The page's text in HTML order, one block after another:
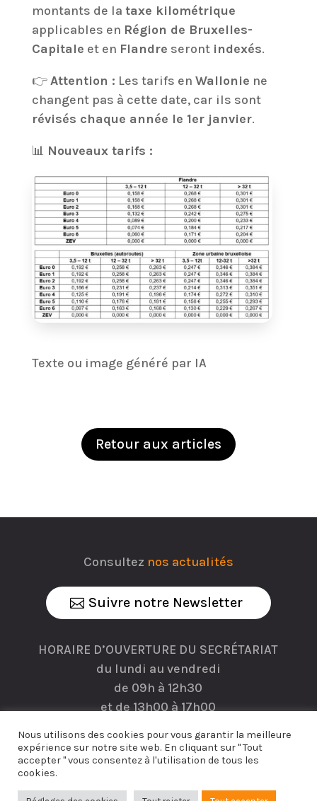
montants de la taxe kilométrique
applicables en Région de Bruxelles-
Capitale et en Flandre seront indexés.
👉Attention : Les tarifs en Wallonie ne
changent pas à cette date, car ils sont
révisés chaque année le 1er janvier.
📊 Nouveaux tarifs :
Texte ou image généré par IA
Retour aux articles
Consultez nos actualités
Suivre notre Newsletter
HORAIRE D’OUVERTURE DU SECRÉTARIAT
du lundi au vendredi
de 09h à 12h30
et de 13h00 à 17h00
Nous utilisons des cookies pour vous garantir la meilleure
expérience sur notre site web. En cliquant sur " Tout
accepter " vous consentez à l'utilisation de tous les
cookies.